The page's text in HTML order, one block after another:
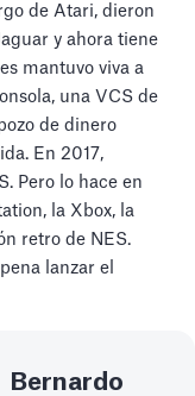
de Atari, dieron
y ahora tiene
mantuvo viva a
una VCS de
de dinero
En 2017,
Pero lo hace en
la Xbox, la
retro de NES.
lanzar el
Bernardo